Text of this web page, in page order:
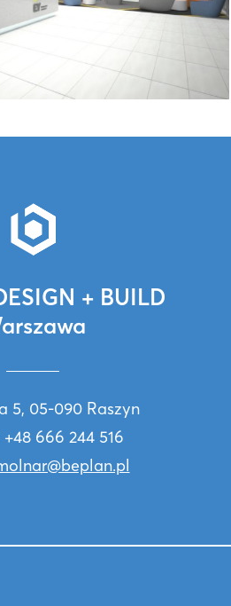
+ BUILD
5, 05-090 Raszyn
+48 666 244 516